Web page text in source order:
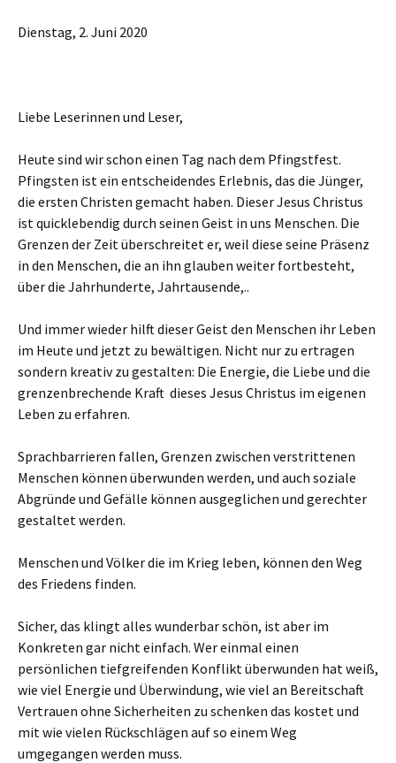
Dienstag, 2. Juni 2020
Liebe Leserinnen und Leser,
Heute sind wir schon einen Tag nach dem Pfingstfest.
Pfingsten ist ein entscheidendes Erlebnis, das die Jünger,
die ersten Christen gemacht haben. Dieser Jesus Christus
ist quicklebendig durch seinen Geist in uns Menschen. Die
Grenzen der Zeit überschreitet er, weil diese seine Präsenz
in den Menschen, die an ihn glauben weiter fortbesteht,
über die Jahrhunderte, Jahrtausende,..
Und immer wieder hilft dieser Geist den Menschen ihr Leben
im Heute und jetzt zu bewältigen. Nicht nur zu ertragen
sondern kreativ zu gestalten: Die Energie, die Liebe und die
grenzenbrechende Kraft dieses Jesus Christus im eigenen
Leben zu erfahren.
Sprachbarrieren fallen, Grenzen zwischen verstrittenen
Menschen können überwunden werden, und auch soziale
Abgründe und Gefälle können ausgeglichen und gerechter
gestaltet werden.
Menschen und Völker die im Krieg leben, können den Weg
des Friedens finden.
Sicher, das klingt alles wunderbar schön, ist aber im
Konkreten gar nicht einfach. Wer einmal einen
persönlichen tiefgreifenden Konflikt überwunden hat weiß,
wie viel Energie und Überwindung, wie viel an Bereitschaft
Vertrauen ohne Sicherheiten zu schenken das kostet und
mit wie vielen Rückschlägen auf so einem Weg
umgegangen werden muss.